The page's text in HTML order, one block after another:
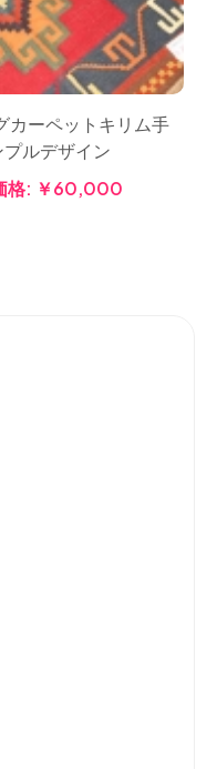
カーペットキリム手
ルデザイン
格: ￥60,000